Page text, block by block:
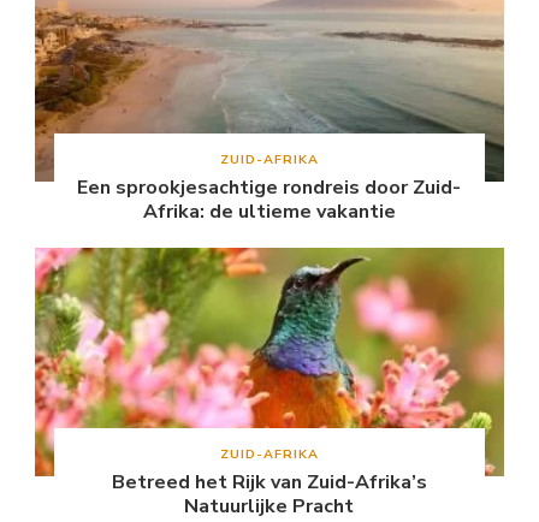
ZUID-AFRIKA
Een sprookjesachtige rondreis door Zuid-
Afrika: de ultieme vakantie
ZUID-AFRIKA
Betreed het Rijk van Zuid-Afrika’s
Natuurlijke Pracht